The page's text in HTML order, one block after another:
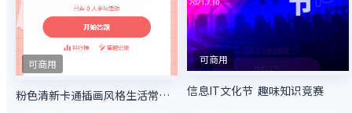
可商用
粉色清新卡通插画风格生活常识答题活动
可商用
信息IT文化节 趣味知识竞赛